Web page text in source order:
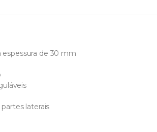
de 30 mm
partes laterais